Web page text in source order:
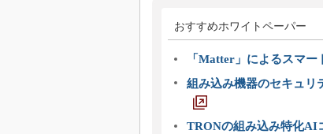
おすすめホワイトペーパー
「Matter」によるスマ
組み込み機器のセキュ
TRONの組み込み特化AI